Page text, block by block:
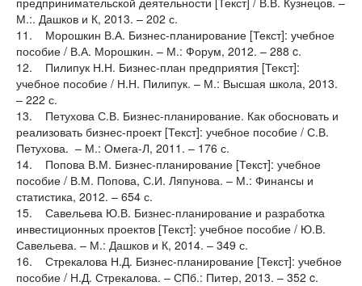
М.:. Дашков и К, 2013. – 202 с.
11. Морошкин В.А. Бизнес-планирование [Текст]: учебное
пособие / В.А. Морошкин. – М.: Форум, 2012. – 288 c.
12. Пилипук Н.Н. Бизнес-план предприятия [Текст]:
учебное пособие / Н.Н. Пилипук. – М.: Высшая школа, 2013.
– 222 с.
13. Петухова С.В. Бизнес-планирование. Как обосновать и
реализовать бизнес-проект [Текст]: учебное пособие / С.В.
Петухова. – М.: Омега-Л, 2011. – 176 с.
14. Попова В.М. Бизнес-планирование [Текст]: учебное
пособие / В.М. Попова, С.И. Ляпунова. – М.: Финансы и
статистика, 2012. – 654 с.
15. Савельева Ю.В. Бизнес-планирование и разработка
инвестиционных проектов [Текст]: учебное пособие / Ю.В.
Савельева. – М.: Дашков и К, 2014. – 349 с.
16. Стрекалова Н.Д. Бизнес-планирование [Текст]: учебное
пособие / Н.Д. Стрекалова. – СПб.: Питер, 2013. – 352 c.